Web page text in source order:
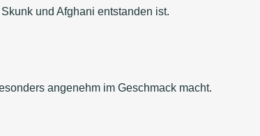
und Afghani entstanden ist.
angenehm im Geschmack macht.